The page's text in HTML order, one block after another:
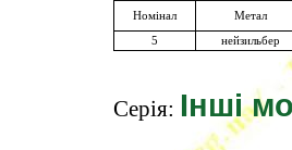
Номінал Метал
5
нейзильбер
Серія: Інші